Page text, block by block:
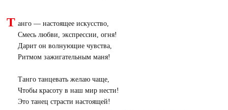
Т анго — настоящее искусство,
Смесь любви, экспрессии, огня!
Дарит он волнующие чувства,
Ритмом зажигательным маня!
Танго танцевать желаю чаще,
Чтобы красоту в наш мир нести!
Это танец страсти настоящей!